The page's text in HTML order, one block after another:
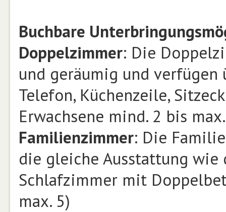
Buchbare
Doppelzimmer: Die
und geräumig und verfügen
Telefon, Küchenzeile,
Erwachsene mind. 2 bis
Familienzimmer: Die
die gleiche Ausstattung wie
Schlafzimmer mit
max. 5)